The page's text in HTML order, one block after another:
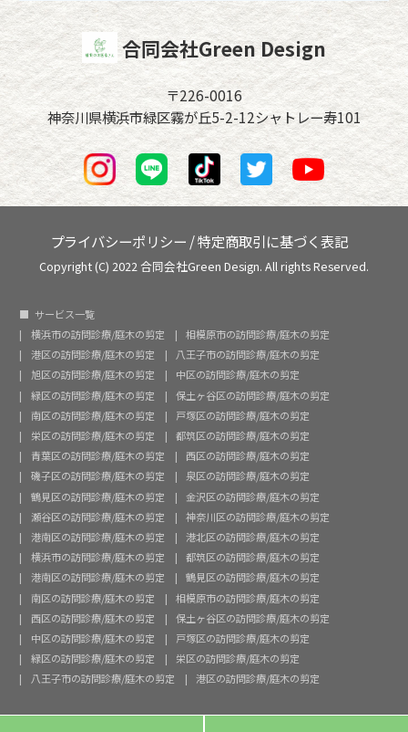
合同会社Green Design
〒226-0016
神奈川県横浜市緑区霧が丘5-2-12シャトレー寿101
プライバシーポリシー /特定商取引に基づく表記
Copyright (C) 2022 合同会社Green Design. All rights Reserved.
サービス一覧
横浜市の訪問診療/庭木の剪定
相模原市の訪問診療/庭木の剪定
港区の訪問診療/庭木の剪定
八王子市の訪問診療/庭木の剪定
旭区の訪問診療/庭木の剪定
中区の訪問診療/庭木の剪定
緑区の訪問診療/庭木の剪定
保土ヶ谷区の訪問診療/庭木の剪定
南区の訪問診療/庭木の剪定
戸塚区の訪問診療/庭木の剪定
栄区の訪問診療/庭木の剪定
都筑区の訪問診療/庭木の剪定
青葉区の訪問診療/庭木の剪定
西区の訪問診療/庭木の剪定
磯子区の訪問診療/庭木の剪定
泉区の訪問診療/庭木の剪定
鶴見区の訪問診療/庭木の剪定
金沢区の訪問診療/庭木の剪定
瀬谷区の訪問診療/庭木の剪定
神奈川区の訪問診療/庭木の剪定
港南区の訪問診療/庭木の剪定
港北区の訪問診療/庭木の剪定
横浜市の訪問診療/庭木の剪定
都筑区の訪問診療/庭木の剪定
港南区の訪問診療/庭木の剪定
鶴見区の訪問診療/庭木の剪定
南区の訪問診療/庭木の剪定
相模原市の訪問診療/庭木の剪定
西区の訪問診療/庭木の剪定
保土ヶ谷区の訪問診療/庭木の剪定
中区の訪問診療/庭木の剪定
戸塚区の訪問診療/庭木の剪定
緑区の訪問診療/庭木の剪定
栄区の訪問診療/庭木の剪定
八王子市の訪問診療/庭木の剪定
港区の訪問診療/庭木の剪定